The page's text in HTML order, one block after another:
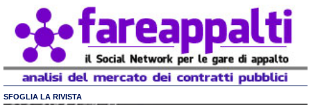
SFOGLIA LA RIVISTA